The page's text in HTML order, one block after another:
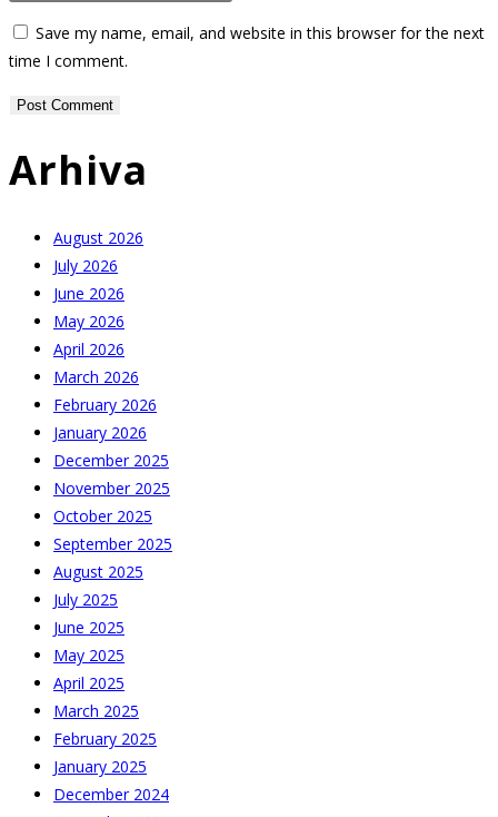
username
to
comment
address
to
comment
website
URL
(optional)
Save my name, email, and website in this browser for the next
time I comment.
Arhiva
August 2026
July 2026
June 2026
May 2026
April 2026
March 2026
February 2026
January 2026
December 2025
November 2025
October 2025
September 2025
August 2025
July 2025
June 2025
May 2025
April 2025
March 2025
February 2025
January 2025
December 2024